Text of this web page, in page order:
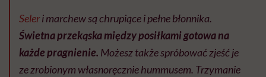
Seleri marchew są chrupiące i pełne błonnika.
Świetna przekąska między posiłkami gotowa na
każde pragnienie. Możesz także spróbować zjeść je
ze zrobionym własnoręcznie hummusem. Trzymanie